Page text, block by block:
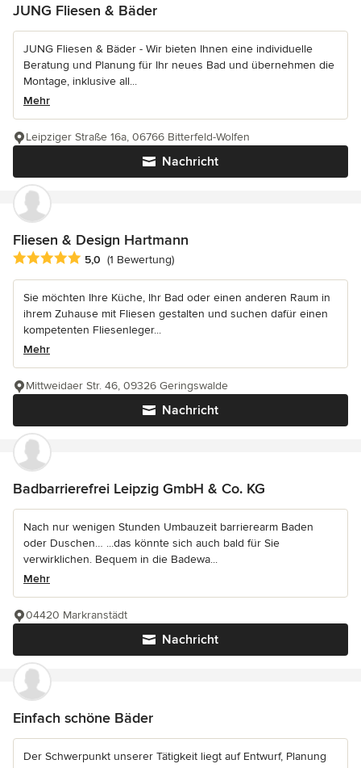
JUNG Fliesen & Bäder
JUNG Fliesen & Bäder - Wir bieten Ihnen eine individuelle
Beratung und Planung für Ihr neues Bad und übernehmen die
Montage, inklusive all...
Mehr
Nachricht
Leipziger Straße 16a, 06766 Bitterfeld-Wolfen
Fliesen & Design Hartmann
Durchschnittliche Bewertung: 5 von 5 Sternen
5,0 (1 Bewertung)
Sie möchten Ihre Küche, Ihr Bad oder einen anderen Raum in
ihrem Zuhause mit Fliesen gestalten und suchen dafür einen
kompetenten Fliesenleger...
Mehr
Nachricht
Mittweidaer Str. 46, 09326 Geringswalde
Badbarrierefrei Leipzig GmbH & Co. KG
Nach nur wenigen Stunden Umbauzeit barrierearm Baden
oder Duschen… ...das könnte sich auch bald für Sie
verwirklichen. Bequem in die Badewa...
Mehr
Nachricht
04420 Markranstädt
Einfach schöne Bäder
Der Schwerpunkt unserer Tätigkeit liegt auf Entwurf, Planung